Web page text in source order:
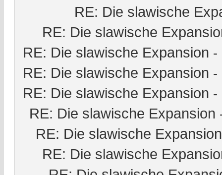
RE: Die slawische
RE: Die slawische
RE: Die slawische Expansion -
RE: Die slawische Expansion -
RE: Die slawische Expansion -
RE: Die slawische Expansion
RE: Die slawische Expansion
RE: Die slawische